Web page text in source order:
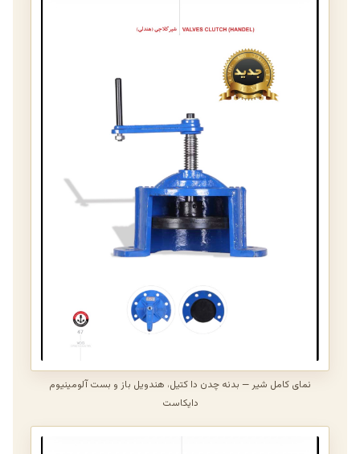
نمای کامل شیر — بدنه چدن دا کتیل، هندویل باز و بست آلومینیوم
دایکاست